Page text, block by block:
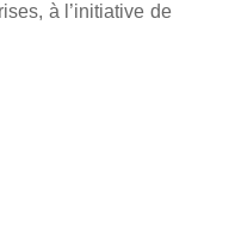
à l’initiative de